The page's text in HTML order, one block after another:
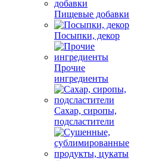
Пищевые добавки
Посыпки, декор
Прочие
ингредиенты
Сахар, сиропы,
подсластители